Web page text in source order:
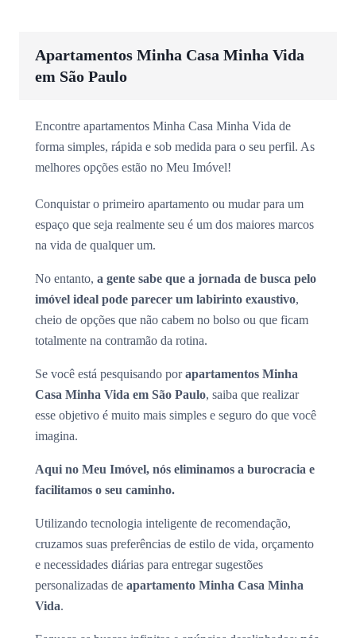
Apartamentos Minha Casa Minha Vida
em São Paulo
Encontre apartamentos Minha Casa Minha Vida de
forma simples, rápida e sob medida para o seu perfil. As
melhores opções estão no Meu Imóvel!
Conquistar o primeiro apartamento ou mudar para um
espaço que seja realmente seu é um dos maiores marcos
na vida de qualquer um.
No entanto, a gente sabe que a jornada de busca pelo
imóvel ideal pode parecer um labirinto exaustivo,
cheio de opções que não cabem no bolso ou que ficam
totalmente na contramão da rotina.
Se você está pesquisando porapartamentos Minha
Casa Minha Vida em São Paulo, saiba que realizar
esse objetivo é muito mais simples e seguro do que você
imagina.
Aqui no Meu Imóvel, nós eliminamos a burocracia e
facilitamos o seu caminho.
Utilizando tecnologia inteligente de recomendação,
cruzamos suas preferências de estilo de vida, orçamento
e necessidades diárias para entregar sugestões
personalizadas de apartamento Minha Casa Minha
Vida.